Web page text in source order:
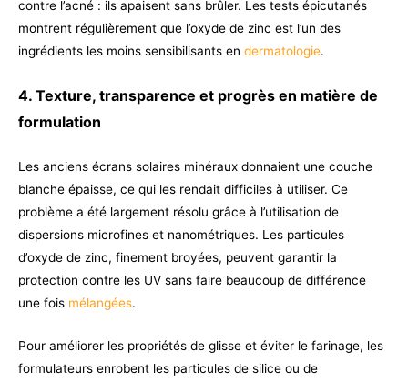
contre l’acné : ils apaisent sans brûler. Les tests épicutanés
montrent régulièrement que l’oxyde de zinc est l’un des
ingrédients les moins sensibilisants en dermatologie.
4. Texture, transparence et progrès en matière de
formulation
Les anciens écrans solaires minéraux donnaient une couche
blanche épaisse, ce qui les rendait difficiles à utiliser. Ce
problème a été largement résolu grâce à l’utilisation de
dispersions microfines et nanométriques. Les particules
d’oxyde de zinc, finement broyées, peuvent garantir la
protection contre les UV sans faire beaucoup de différence
une fois mélangées.
Pour améliorer les propriétés de glisse et éviter le farinage, les
formulateurs enrobent les particules de silice ou de